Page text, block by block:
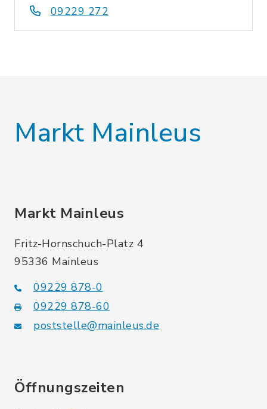
09229 272
Markt Mainleus
Markt Mainleus
Fritz-Hornschuch-Platz 4
95336 Mainleus
09229 878-0
09229 878-60
poststelle@mainleus.de
Öffnungszeiten